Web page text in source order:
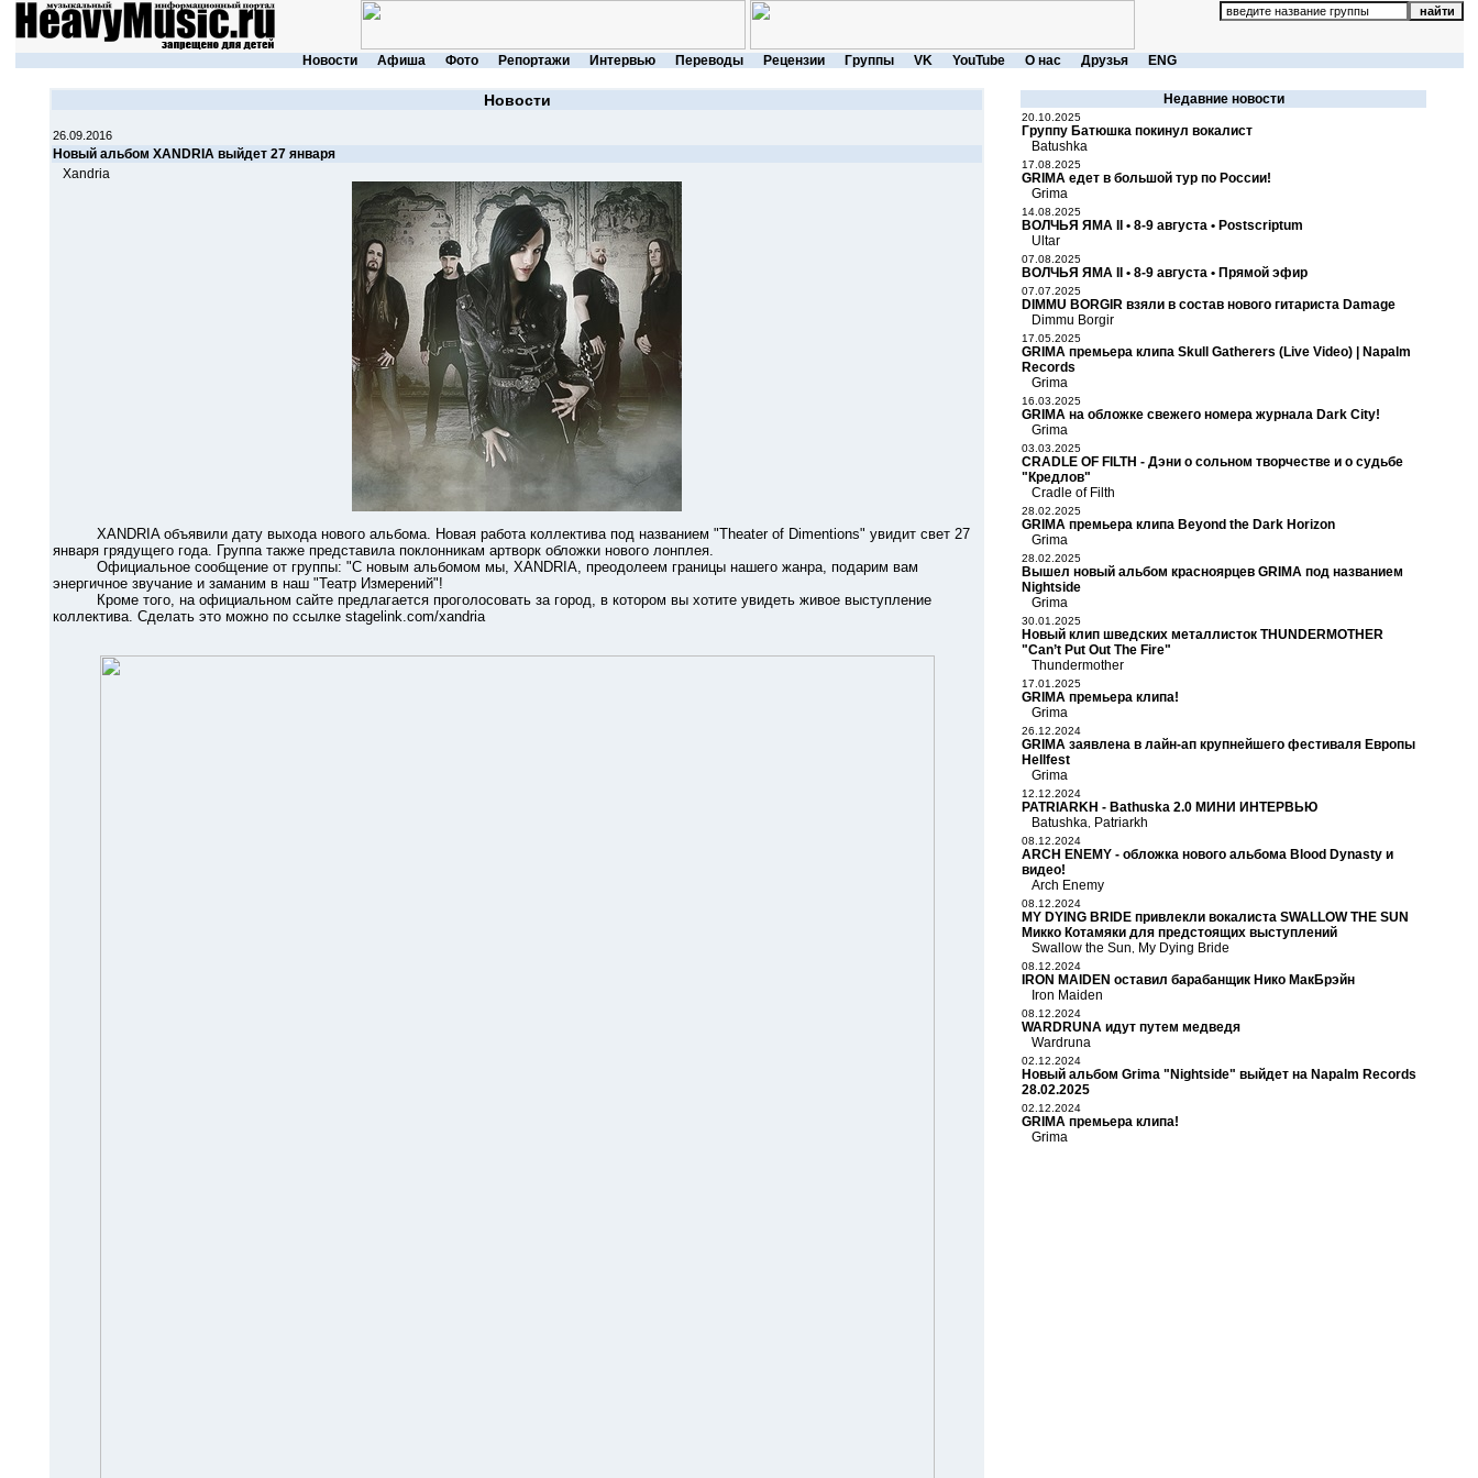
Новости Афиша Фото Репортажи Интервью Переводы Рецензии Группы VK YouTube О нас Друзья ENG
Новости
26.09.2016
Новый альбом XANDRIA выйдет 27 января
Xandria
XANDRIA объявили дату выхода нового альбома. Новая работа коллектива под названием "Theater of Dimentions" увидит свет 27
января грядущего года. Группа также представила поклонникам артворк обложки нового лонплея.
Официальное сообщение от группы: "С новым альбомом мы, XANDRIA, преодолеем границы нашего жанра, подарим вам
энергичное звучание и заманим в наш "Театр Измерений"!
Кроме того, на официальном сайте предлагается проголосовать за город, в котором вы хотите увидеть живое выступление
коллектива. Сделать это можно по ссылке stagelink.com/xandria
Недавние новости
20.10.2025
Группу Батюшка покинул вокалист
Batushka
17.08.2025
GRIMA едет в большой тур по России!
Grima
14.08.2025
ВОЛЧЬЯ ЯМА II • 8-9 августа • Postscriptum
Ultar
07.08.2025
ВОЛЧЬЯ ЯМА II • 8-9 августа • Прямой эфир
07.07.2025
DIMMU BORGIR взяли в состав нового гитариста Damage
Dimmu Borgir
17.05.2025
GRIMA премьера клипа Skull Gatherers (Live Video) | Napalm
Records
Grima
16.03.2025
GRIMA на обложке свежего номера журнала Dark City!
Grima
03.03.2025
CRADLE OF FILTH - Дэни о сольном творчестве и о судьбе
"Кредлов"
Cradle of Filth
28.02.2025
GRIMA премьера клипа Beyond the Dark Horizon
Grima
28.02.2025
Вышел новый альбом красноярцев GRIMA под названием
Nightside
Grima
30.01.2025
Новый клип шведских металлисток THUNDERMOTHER
"Can’t Put Out The Fire"
Thundermother
17.01.2025
GRIMA премьера клипа!
Grima
26.12.2024
GRIMA заявлена в лайн-ап крупнейшего фестиваля Европы
Hellfest
Grima
12.12.2024
PATRIARKH - Bathuska 2.0 МИНИ ИНТЕРВЬЮ
Batushka Patriarkh
08.12.2024
ARCH ENEMY - обложка нового альбома Blood Dynasty и
видео!
Arch Enemy
08.12.2024
MY DYING BRIDE привлекли вокалиста SWALLOW THE SUN
Микко Котамяки для предстоящих выступлений
Swallow the Sun
My Dying Bride
08.12.2024
IRON MAIDEN оставил барабанщик Нико МакБрэйн
Iron Maiden
08.12.2024
WARDRUNA идут путем медведя
Wardruna
02.12.2024
Новый альбом Grima "Nightside" выйдет на Napalm Records
28.02.2025
02.12.2024
GRIMA премьера клипа!
Grima